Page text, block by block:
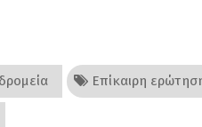
Επίκαιρη